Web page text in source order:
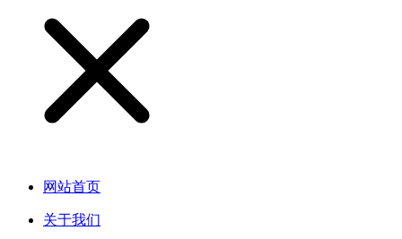
网站首页
关于我们